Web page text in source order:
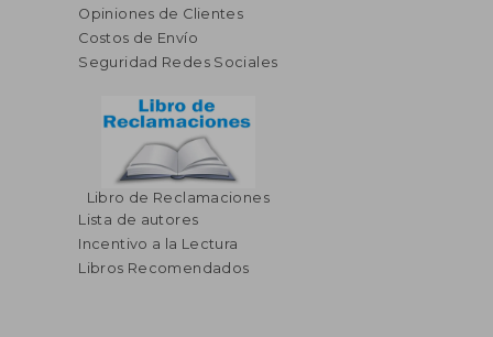
Opiniones de Clientes
Costos de Envío
Seguridad Redes Sociales
Libro de Reclamaciones
Lista de autores
Incentivo a la Lectura
Libros Recomendados